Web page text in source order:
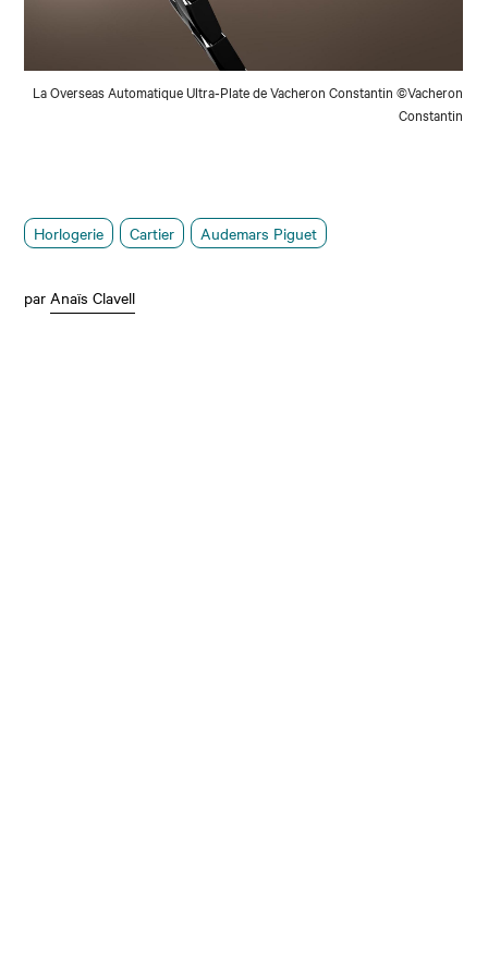
La Overseas Automatique Ultra‑Plate de Vacheron Constantin ©Vacheron
Constantin
Horlogerie Cartier Audemars Piguet
parAnaïs Clavell